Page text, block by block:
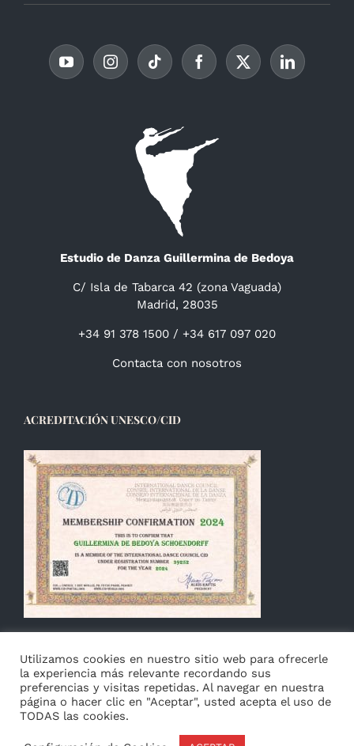
Estudio de Danza Guillermina de Bedoya
C/ Isla de Tabarca 42 (zona Vaguada)
Madrid, 28035
+34 91 378 1500 / +34 617 097 020
Contacta con nosotros
ACREDITACIÓN UNESCO/CID
© Copyright 2014 -
Cookies|Français
Utilizamos cookies en nuestro sitio web para ofrecerle
la experiencia más relevante recordando sus
preferencias y visitas repetidas. Al navegar en nuestra
página o hacer clic en "Aceptar", usted acepta el uso de
TODAS las cookies.